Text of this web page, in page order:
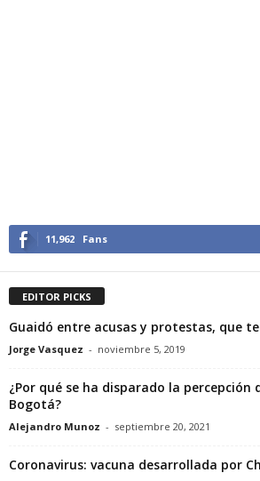
11,962 Fans
EDITOR PICKS
Guaidó entre acusas y protestas, que
Jorge Vasquez - noviembre 5, 2019
¿Por qué se ha disparado la percepción
Bogotá?
Alejandro Munoz - septiembre 20, 2021
Coronavirus: vacuna desarrollada por